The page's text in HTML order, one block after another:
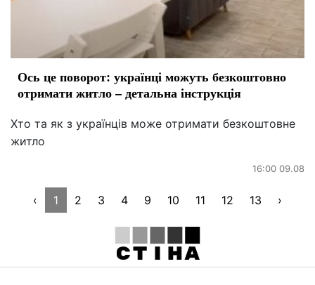
Ось це поворот: українці можуть безкоштовно
отримати житло – детальна інструкція
Хто та як з українців може отримати безкоштовне
житло
16:00 09.08
‹ 1 2 3 4 9 10 11 12 13 ›